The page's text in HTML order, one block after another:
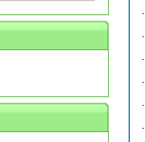
·
·
·
·
·
·